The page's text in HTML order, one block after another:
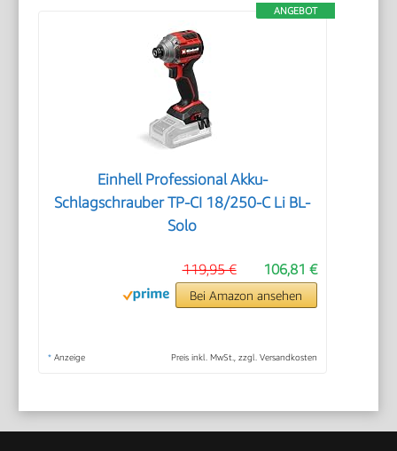
ANGEBOT
Einhell Professional Akku-
Schlagschrauber TP-CI 18/250-C Li BL-
Solo
106,81 €
119,95 €
Bei Amazon ansehen
* Anzeige Preis inkl. MwSt., zzgl. Versandkosten